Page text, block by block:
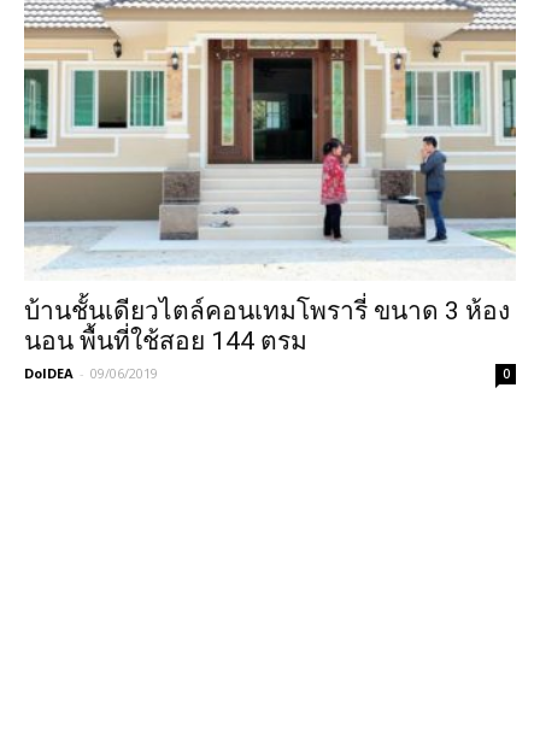
บ้านชั้นเดียวไตล์คอนเทมโพรารี่ ขนาด 3 ห้อง
นอน พื้นที่ใช้สอย 144 ตรม
DoIDEA - 09/06/2019 0